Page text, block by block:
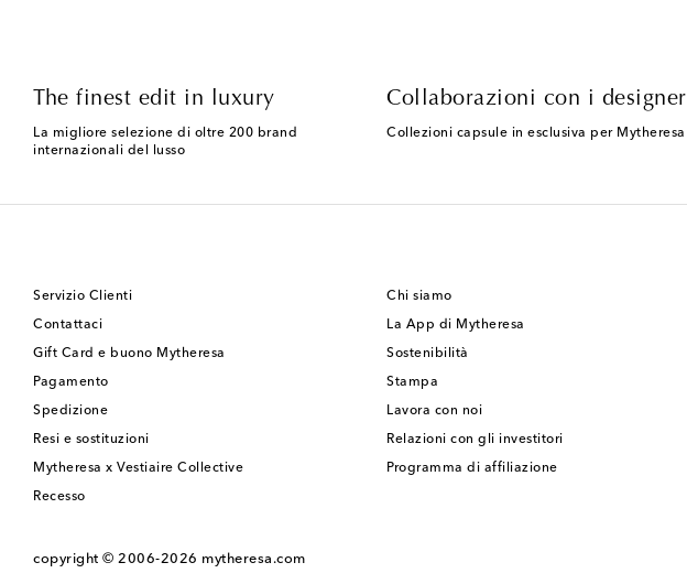
The finest edit in luxury
La migliore selezione di oltre 200 brand
internazionali del lusso
Collaborazioni con i designer
Collezioni capsule in esclusiva per Mytheresa
Servizio Clienti
Contattaci
Gift Card e buono Mytheresa
Pagamento
Spedizione
Resi e sostituzioni
Mytheresa x Vestiaire Collective
Recesso
Chi siamo
La App di Mytheresa
Sostenibilità
Stampa
Lavora con noi
Relazioni con gli investitori
Programma di affiliazione
copyright © 2006-2026 mytheresa.com